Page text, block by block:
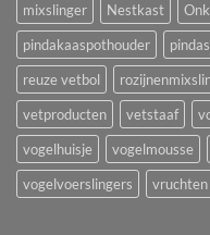
mixslinger
Nestkast
pindakaaspothouder
reuze vetbol
vetproducten
vetstaaf
vogelhuisje
vogelmousse
vogelvoerslingers
vruchten